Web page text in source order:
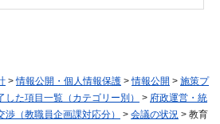
>情報公開・個人情報保護 >情報公開 > 施策プ
した項目一覧（カテゴリー別） > 府政運営・統
（教職員企画課対応分） > 会議の状況 > 教育